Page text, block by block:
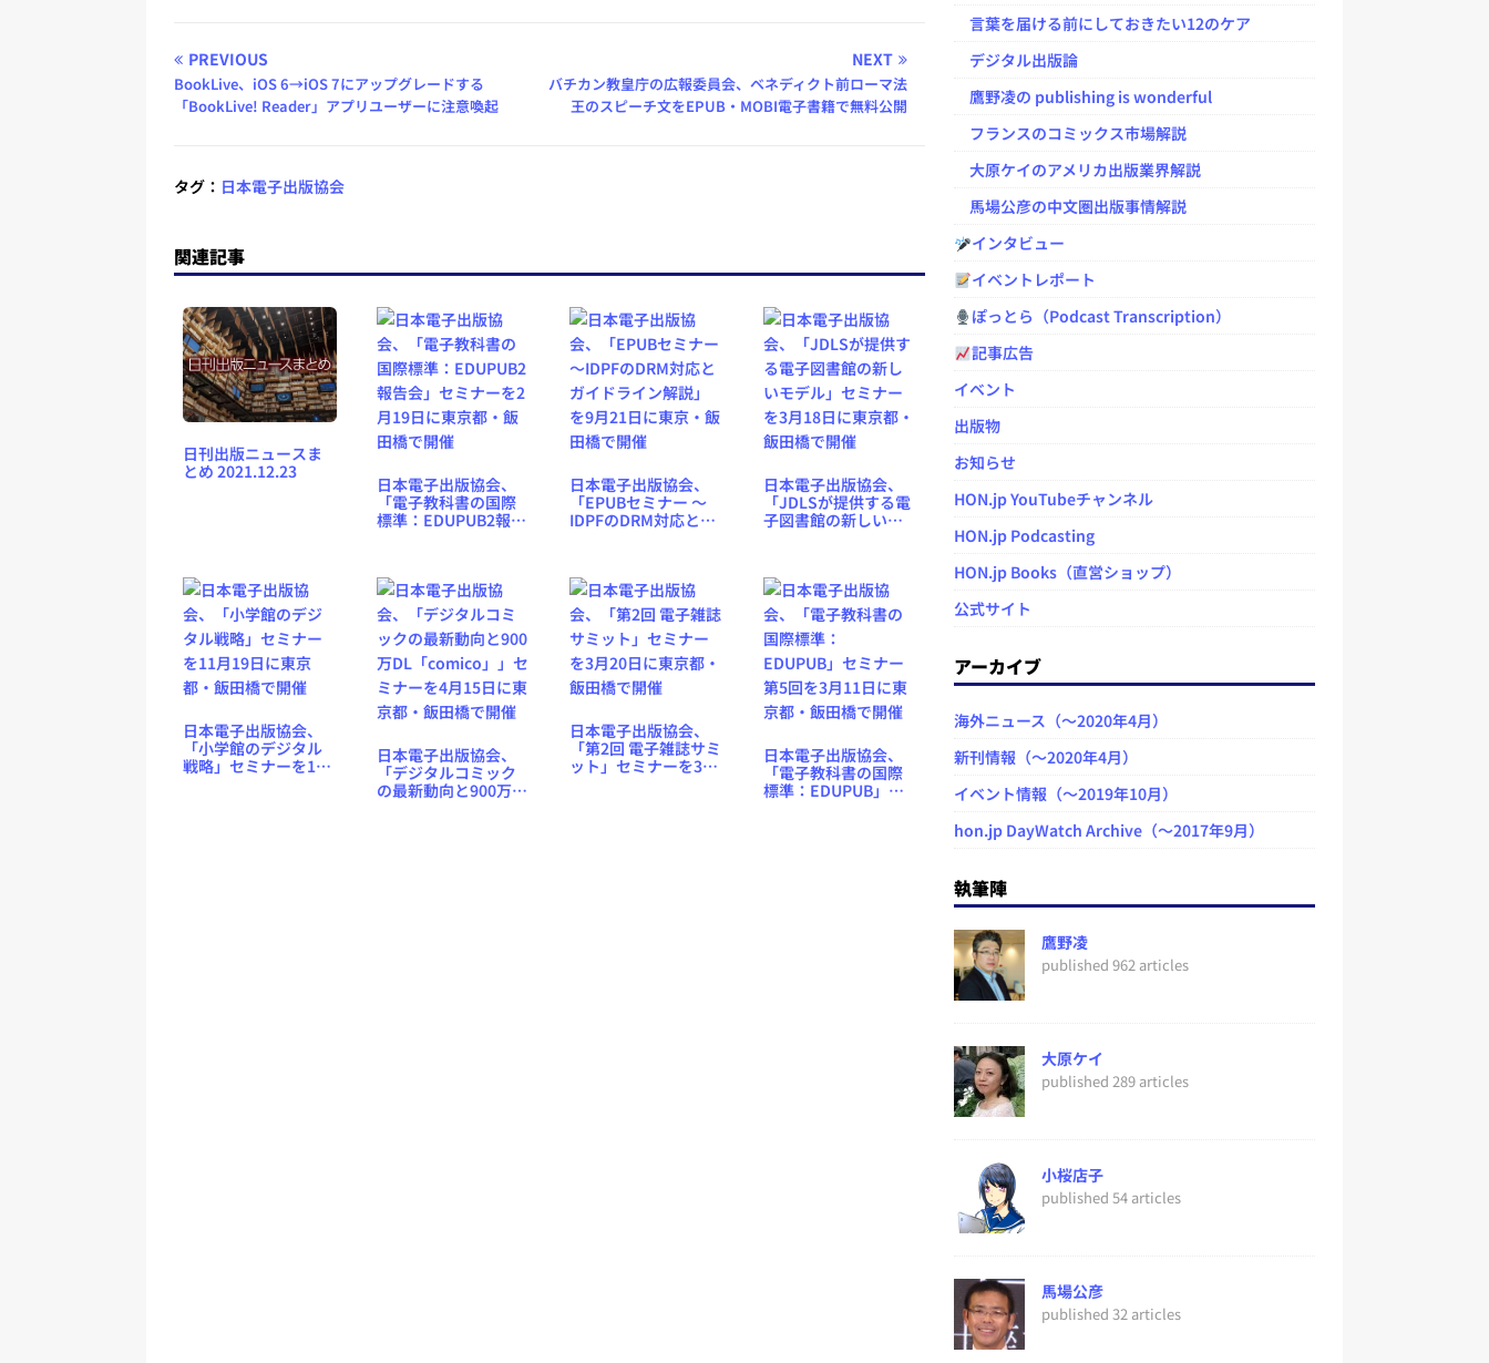
PREVIOUS
BookLive、iOS 6→iOS 7にアップグレードする
「BookLive! Reader」アプリユーザーに注意喚起
NEXT
バチカン教皇庁の広報委員会、ベネディクト前ローマ法
王のスピーチ文をEPUB・MOBI電子書籍で無料公開
タグ： 日本電子出版協会
関連記事
日刊出版ニュースま
とめ 2021.12.23
日本電子出版協会、
「電子教科書の国際
標準：EDUPUB2報告
で開催
日本電子出版協会、
「EPUBセミナー 〜
IDPFのDRM対応とガ
橋で開催
日本電子出版協会、
「JDLSが提供する電
子図書館の新しいモ
橋で開催
日本電子出版協会、
「小学館のデジタル
戦略」セミナーを11
日本電子出版協会、
「デジタルコミック
の最新動向と900万
日本電子出版協会、
「第2回 電子雑誌サミ
ット」セミナーを3月
日本電子出版協会、
「電子教科書の国際
標準：EDUPUB」セ
言葉を届ける前にしておきたい12のケア
デジタル出版論
鷹野凌の publishing is wonderful
フランスのコミックス市場解説
大原ケイのアメリカ出版業界解説
馬場公彦の中文圏出版事情解説
インタビュー
イベントレポート
ぽっとら（Podcast Transcription）
記事広告
イベント
出版物
お知らせ
HON.jp YouTubeチャンネル
HON.jp Podcasting
HON.jp Books（直営ショップ）
公式サイト
アーカイブ
海外ニュース（～2020年4月）
新刊情報（～2020年4月）
イベント情報（～2019年10月）
hon.jp DayWatch Archive（～2017年9月）
執筆陣
鷹野凌
published 962 articles
大原ケイ
published 289 articles
小桜店子
published 54 articles
馬場公彦
published 32 articles